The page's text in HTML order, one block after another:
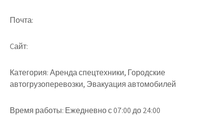
Почта:
Cайт:
Категория:Аренда спецтехники, Городские
автогрузоперевозки, Эвакуация автомобилей
Время работы: Ежедневно с 07:00 до 24:00